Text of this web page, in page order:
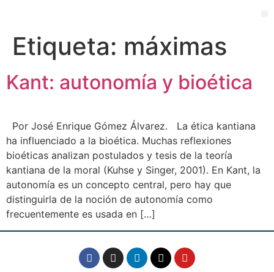
Etiqueta: máximas
Kant: autonomía y bioética
Por José Enrique Gómez Álvarez. La ética kantiana
ha influenciado a la bioética. Muchas reflexiones
bioéticas analizan postulados y tesis de la teoría
kantiana de la moral (Kuhse y Singer, 2001). En Kant, la
autonomía es un concepto central, pero hay que
distinguirla de la noción de autonomía como
frecuentemente es usada en […]